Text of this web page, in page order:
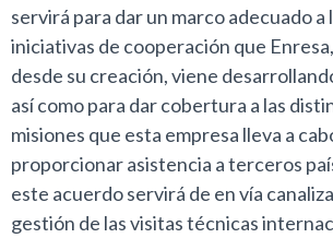
servirá para dar un marco adecuado a
iniciativas de cooperación que
desde su creación, viene
así como para dar cobertura a las
misiones que esta empresa lleva a
proporcionar asistencia a terceros
este acuerdo servirá de en vía
gestión de las visitas técnicas